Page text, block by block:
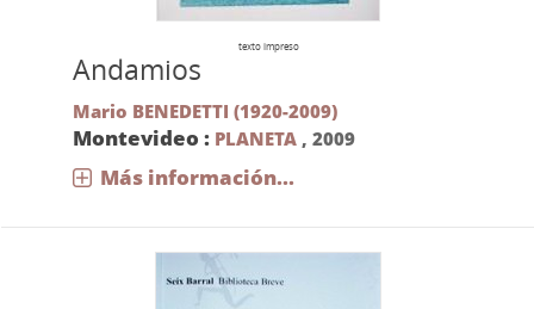
texto impreso
Andamios
Mario BENEDETTI (1920-2009)
Montevideo : PLANETA, 2009
Más información...